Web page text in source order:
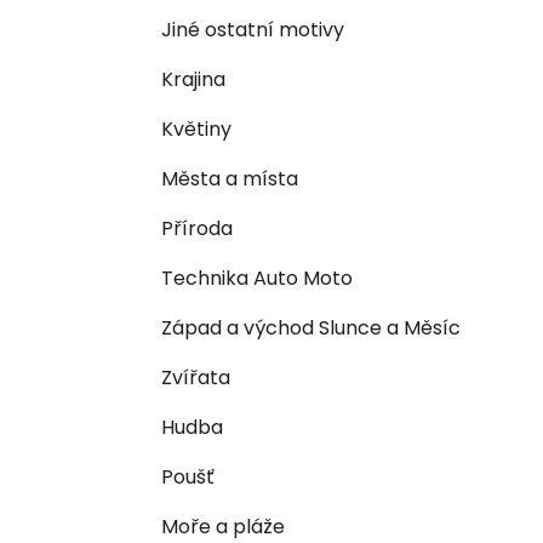
Jiné ostatní motivy
Krajina
Květiny
Města a místa
Příroda
Technika Auto Moto
Západ a východ Slunce a Měsíc
Zvířata
Hudba
Poušť
Moře a pláže